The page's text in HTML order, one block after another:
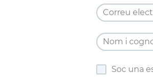
Soc una